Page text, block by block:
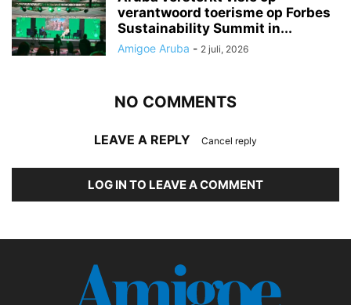
verantwoord toerisme op Forbes
Sustainability Summit in...
Amigoe Aruba - 2 juli, 2026
NO COMMENTS
LEAVE A REPLY Cancel reply
LOG IN TO LEAVE A COMMENT